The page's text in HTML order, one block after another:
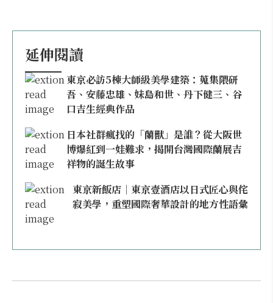
延伸閱讀
東京必訪5棟大師級美學建築：蒐集隈研
吾、安藤忠雄、妹島和世、丹下健三、谷
口吉生經典作品
日本社群瘋找的「蘭獸」是誰？從大阪世
博爆紅到一娃難求，揭開台灣國際蘭展吉
祥物的誕生故事
東京新飯店｜東京壹酒店以日式匠心與侘
寂美學，重塑國際奢華設計的地方性語彙